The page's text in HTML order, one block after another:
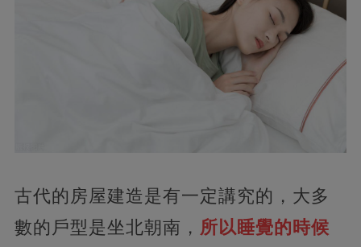
古代的房屋建造是有一定講究的，大多
數的戶型是坐北朝南， 所以睡覺的時候